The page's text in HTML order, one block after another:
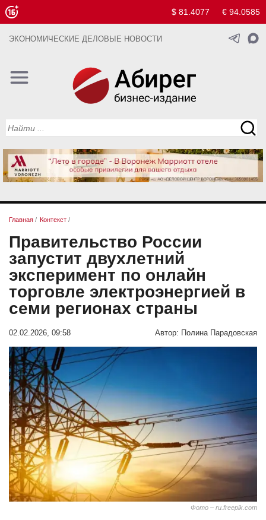
$ 81.4077 € 94.0585
ЭКОНОМИЧЕСКИЕ ДЕЛОВЫЕ НОВОСТИ
Главная / Контекст /
Правительство России
запустит двухлетний
эксперимент по онлайн
торговле электроэнергией в
семи регионах страны
02.02.2026, 09:58 Автор: Полина Парадовская
Фото – ru.freepik.com